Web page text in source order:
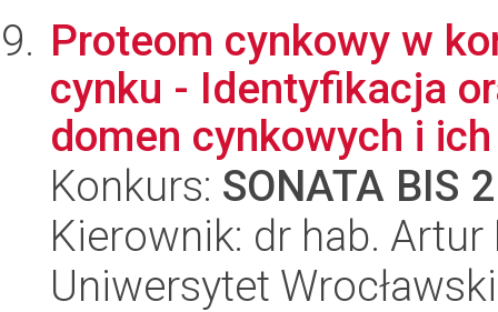
Proteom cynkowy w
cynku - Identyfikacja
domen cynkowych i
Konkurs: SONATA BIS 2
Kierownik: dr hab. Artur
Uniwersytet